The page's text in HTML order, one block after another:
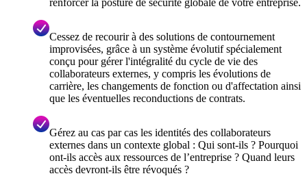
Cessez de recourir à des solutions de contournement
improvisées, grâce à un système évolutif spécialement
conçu pour gérer l'intégralité du cycle de vie des
collaborateurs externes, y compris les évolutions de
carrière, les changements de fonction ou d'affectation ainsi
que les éventuelles reconductions de contrats.
Gérez au cas par cas les identités des collaborateurs
externes dans un contexte global : Qui sont-ils ? Pourquoi
ont-ils accès aux ressources de l’entreprise ? Quand leurs
accès devront-ils être révoqués ?